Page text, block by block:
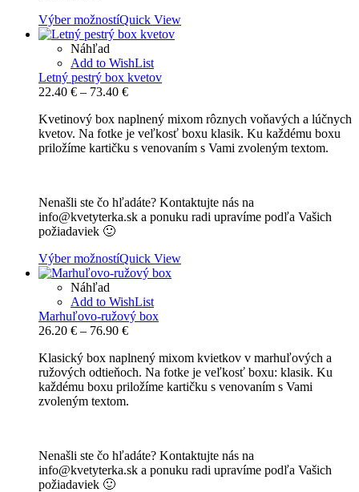
Výber možnostíQuick View
Náhľad
Add to WishList
Letný pestrý box kvetov
22.40 € – 73.40 €Price
22.40 €
through
73.40 €
Kvetinový box naplnený mixom rôznych voňavých a lúčnych
kvetov. Na fotke je veľkosť boxu klasik. Ku každému boxu
priložíme kartičku s venovaním s Vami zvoleným textom.
Nenašli ste čo hľadáte? Kontaktujte nás na
info@kvetyterka.sk a ponuku radi upravíme podľa Vašich
požiadaviek 🙂
Výber možnostíQuick View
Náhľad
Add to WishList
Marhuľovo-ružový box
26.20 € – 76.90 €Price
26.20 €
through
76.90 €
Klasický box naplnený mixom kvietkov v marhuľových a
ružových odtieňoch. Na fotke je veľkosť boxu: klasik. Ku
každému boxu priložíme kartičku s venovaním s Vami
zvoleným textom.
Nenašli ste čo hľadáte? Kontaktujte nás na
info@kvetyterka.sk a ponuku radi upravíme podľa Vašich
požiadaviek 🙂